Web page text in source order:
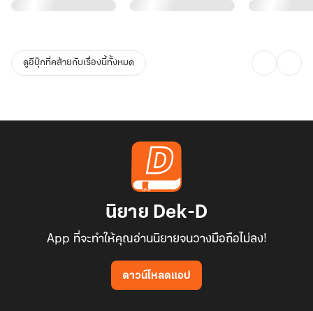
ดูอีบุ๊กที่คล้ายกับเรื่องนี้ทั้งหมด
นิยาย Dek-D
App ที่จะทำให้คุณอ่านนิยายจนวางมือถือไม่ลง!
ดาวน์โหลดแอป